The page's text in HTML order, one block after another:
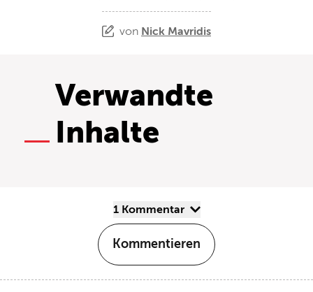
von Nick Mavridis
Verwandte
Inhalte
1 Kommentar
Kommentieren